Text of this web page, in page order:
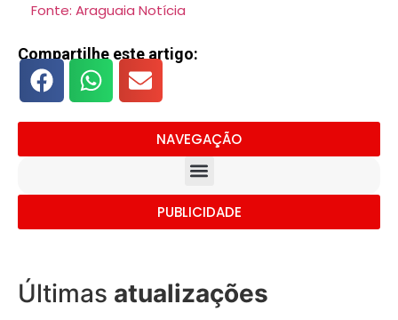
Fonte: Araguaia Notícia
Compartilhe este artigo:
NAVEGAÇÃO
PUBLICIDADE
Últimas atualizações